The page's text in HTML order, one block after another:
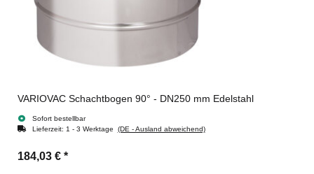
VARIOVAC Schachtbogen 90° - DN250 mm Edelstahl
Sofort bestellbar
Lieferzeit: 1 - 3 Werktage (DE - Ausland abweichend)
184,03 € *